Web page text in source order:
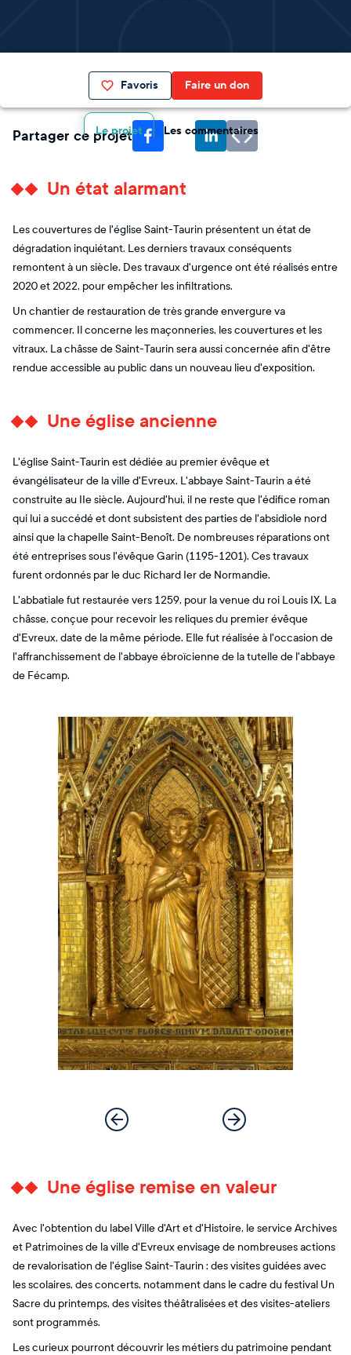
Favoris Faire un don
Le projet Les commentaires
Partager ce projet
Un état alarmant
Les couvertures de l'église Saint-Taurin présentent un état de
dégradation inquiétant. Les derniers travaux conséquents
remontent à un siècle. Des travaux d'urgence ont été réalisés entre
2020 et 2022, pour empêcher les infiltrations.
Un chantier de restauration de très grande envergure va
commencer. Il concerne les maçonneries, les couvertures et les
vitraux. La châsse de Saint-Taurin sera aussi concernée afin d'être
rendue accessible au public dans un nouveau lieu d'exposition.
Une église ancienne
L'église Saint-Taurin est dédiée au premier évêque et
évangélisateur de la ville d'Evreux. L'abbaye Saint-Taurin a été
construite au IIe siècle. Aujourd'hui, il ne reste que l'édifice roman
qui lui a succédé et dont subsistent des parties de l'absidiole nord
ainsi que la chapelle Saint-Benoît. De nombreuses réparations ont
été entreprises sous l'évêque Garin (1195-1201). Ces travaux
furent ordonnés par le duc Richard Ier de Normandie.
L'abbatiale fut restaurée vers 1259, pour la venue du roi Louis IX. La
châsse, conçue pour recevoir les reliques du premier évêque
d'Evreux, date de la même période. Elle fut réalisée à l'occasion de
l'affranchissement de l'abbaye ébroïcienne de la tutelle de l'abbaye
de Fécamp.
Une église remise en valeur
Avec l'obtention du label Ville d'Art et d'Histoire, le service Archives
et Patrimoines de la ville d'Evreux envisage de nombreuses actions
de revalorisation de l'église Saint-Taurin : des visites guidées avec
les scolaires, des concerts, notamment dans le cadre du festival Un
Sacre du printemps, des visites théâtralisées et des visites-ateliers
sont programmés.
Les curieux pourront découvrir les métiers du patrimoine pendant